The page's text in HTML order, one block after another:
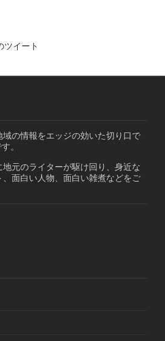
ツイート
域の情報をエッジの効いた切り口で
。
地元のライターが駆け回り、身近な
面白い人物、面白い雑煮などをご